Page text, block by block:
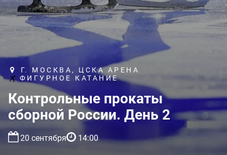
Г. МОСКВА, ЦСКА АРЕНА
ФИГУРНОЕ КАТАНИЕ
Контрольные прокаты
сборной России. День 2
20 сентября 14:00